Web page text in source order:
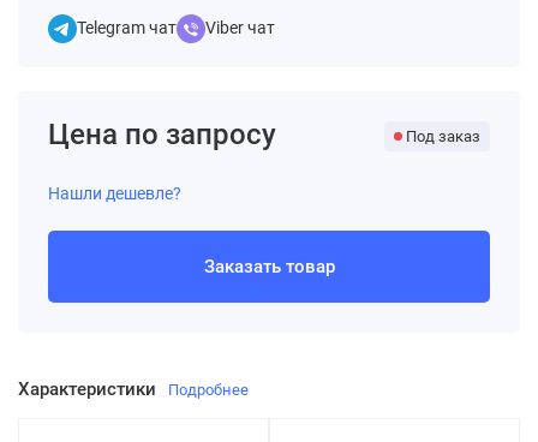
Telegram чат Viber чат
Характеристики Подробнее
Цена по запросу Под заказ
Нашли дешевле?
Заказать товар